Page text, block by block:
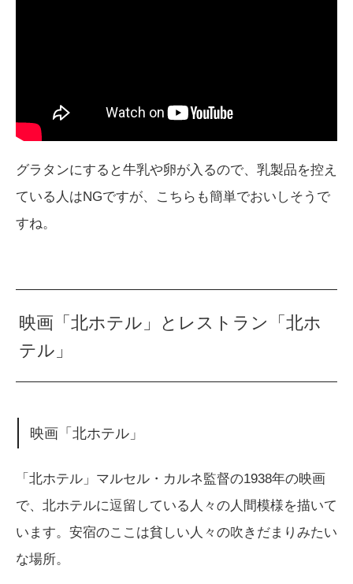
グラタンにすると牛乳や卵が入るので、乳製品を控え
ている人はNGですが、こちらも簡単でおいしそうで
すね。
映画「北ホテル」とレストラン「北ホ
テル」
映画「北ホテル」
「北ホテル」マルセル・カルネ監督の1938年の映画
で、北ホテルに逗留している人々の人間模様を描いて
います。安宿のここは貧しい人々の吹きだまりみたい
な場所。